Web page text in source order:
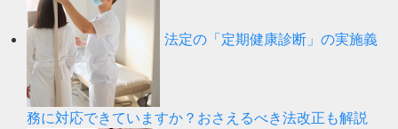
法定の「定期健康診断」の実施義
務に対応できていますか？おさえるべき法改正も解説